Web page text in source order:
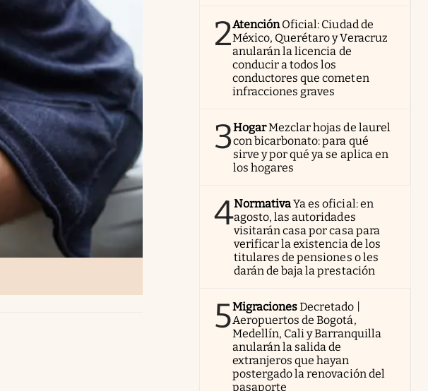
2AtenciónOficial: Ciudad de
México, Querétaro y Veracruz
anularán la licencia de
conducir a todos los
conductores que cometen
infracciones graves
3HogarMezclar hojas de laurel
con bicarbonato: para qué
sirve y por qué ya se aplica en
los hogares
4NormativaYa es oficial: en
agosto, las autoridades
visitarán casa por casa para
verificar la existencia de los
titulares de pensiones o les
darán de baja la prestación
5MigracionesDecretado |
Aeropuertos de Bogotá,
Medellín, Cali y Barranquilla
anularán la salida de
extranjeros que hayan
postergado la renovación del
pasaporte